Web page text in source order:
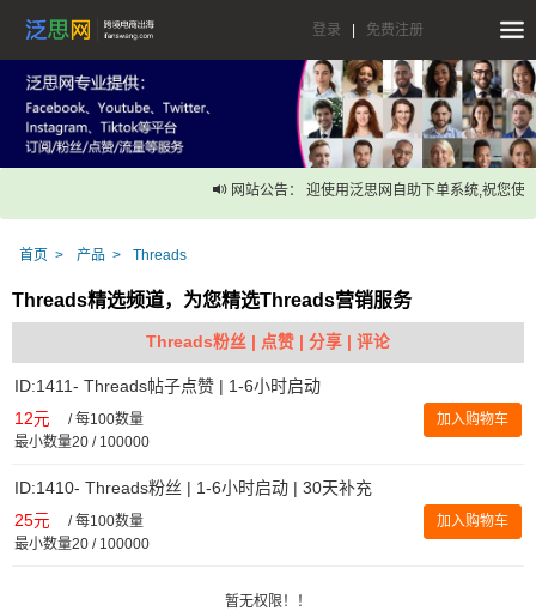
登录 免费注册
网站公告： 迎使用泛思网自助下单系统,祝您使用
首页 产品 Threads
Threads精选频道，为您精选Threads营销服务
Threads粉丝 | 点赞 | 分享 | 评论
ID:1411- Threads帖子点赞 | 1-6小时启动
12元 /每100数量
最小数量20 / 100000
加入购物车
ID:1410- Threads粉丝 | 1-6小时启动 | 30天补充
25元 /每100数量
最小数量20 / 100000
加入购物车
暂无权限！！